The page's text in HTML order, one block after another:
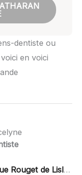
dentiste ou
en voici
de Lisle, 32000 Auch